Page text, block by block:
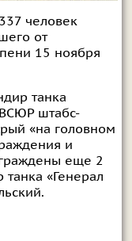
человек
от
15 ноября
танка
штабс-
«на головном
и
еще 2
«Генерал